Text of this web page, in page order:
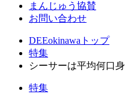
まんじゅう協賛
お問い合わせ
DEEokinawaトップ
特集
シーサーは平均何口
特集